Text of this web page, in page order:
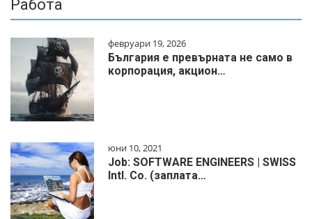
Работа
февруари 19, 2026
България е превърната не само в
корпорация, акцион…
юни 10, 2021
Job: SOFTWARE ENGINEERS | SWISS
Intl. Co. (заплата…